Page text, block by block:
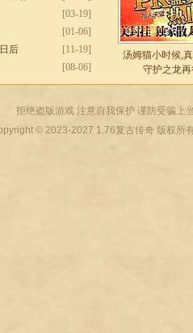
[03-19]
[01-06]
[11-19]
后
[08-06]
汤姆猫小时候,
守护之龙
拒绝盗版游戏 注意自我保护 谨防受骗上
© 2023-2027 1.76复古传奇版权所